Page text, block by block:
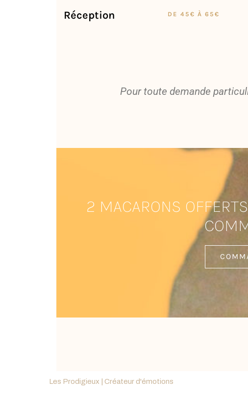
Réception DE 45€ À 65€
Pour toute demande
2 MACARONS
Les Prodigieux | Créateur d'émotions